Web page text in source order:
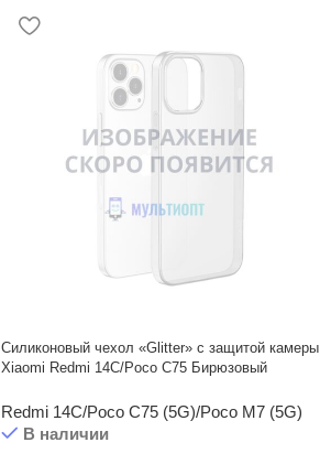
Силиконовый чехол «Glitter» с защитой камеры
Xiaomi Redmi 14C/Poco C75 Бирюзовый
Redmi 14C/Poco C75 (5G)/Poco M7 (5G)
В наличии